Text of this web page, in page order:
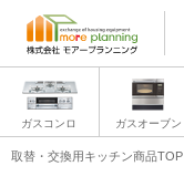
ガスコンロ ガスオーブン
取替・交換用キッチン商品TOP